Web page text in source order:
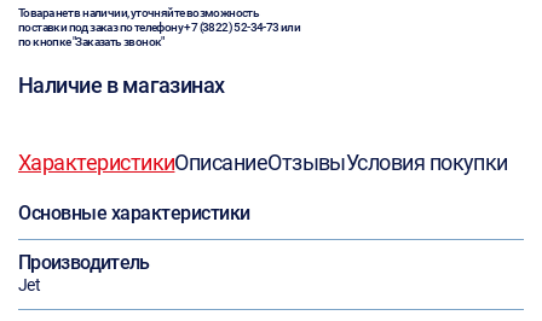
Товара нет в наличии, уточняйте возможность
поставки под заказ по телефону+7 (3822) 52-34-73или
по кнопке "Заказать звонок"
Наличие в магазинах
ХарактеристикиОписаниеОтзывыУсловия покупки
Основные характеристики
Производитель
Jet